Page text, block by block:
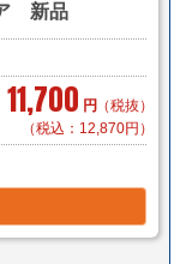
新品
11,700 円 （税抜）
（税込：12,870円）